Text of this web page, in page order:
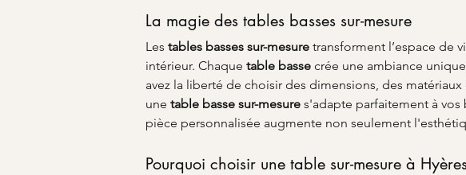
La magie des tables basses sur-mesure
Les tables basses sur-mesure transforment l’espace de
intérieur. Chaque table basse crée une ambiance
avez la liberté de choisir des dimensions, des
une table basse sur-mesure s'adapte parfaitement à
pièce personnalisée augmente non seulement
Pourquoi choisir une table sur-mesure à